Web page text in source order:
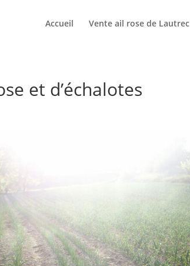
Accueil Vente ail rose de Lautrec
et d’échalotes